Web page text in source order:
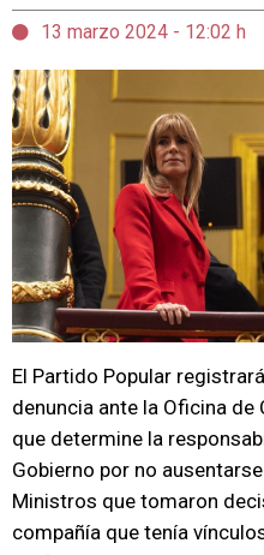
13 marzo 2024 - 12:02 h
El Partido Popular
denuncia ante la Oficina
que determine la
Gobierno por no
Ministros que tomaron
compañía que tenía